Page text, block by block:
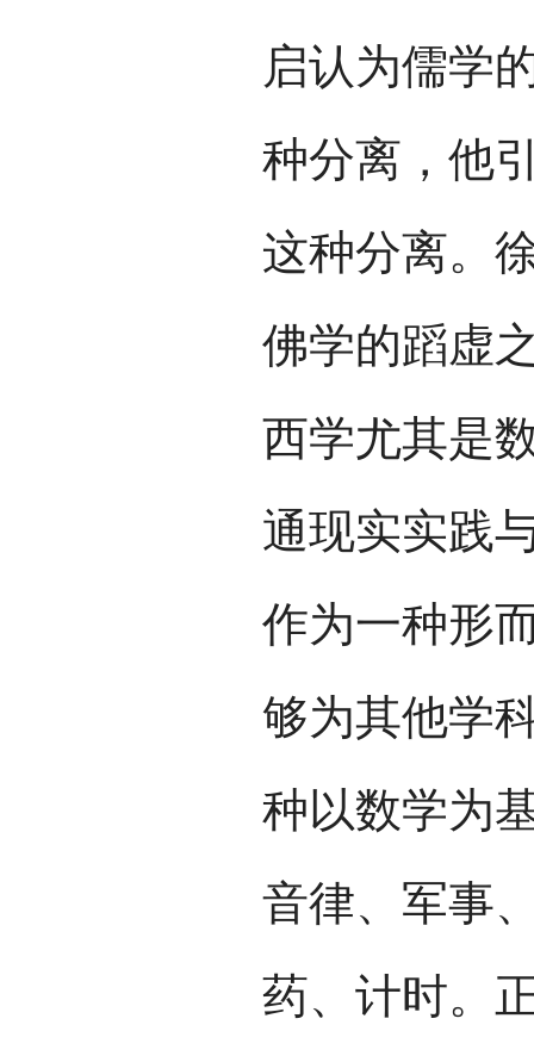
启认为儒学
种分离，他
这种分离。
佛学的蹈虚
西学尤其是
通现实实践
作为一种形
够为其他学
种以数学为
音律、军事
药、计时。